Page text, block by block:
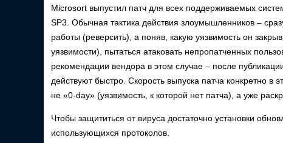
Microsort выпустил патч для всех поддерживаемых
SP3. Обычная тактика действия злоумышленников –
работы (реверсить), а поняв, какую уязвимость он
уязвимости), пытаться атаковать непропатченных
рекомендации вендора в этом случае – после
действуют быстро. Скорость выпуска патча конкретно
не «0-day» (уязвимость, к которой нет патча), а уже
Чтобы защититься от вируса достаточно установки
использующихся протоколов.